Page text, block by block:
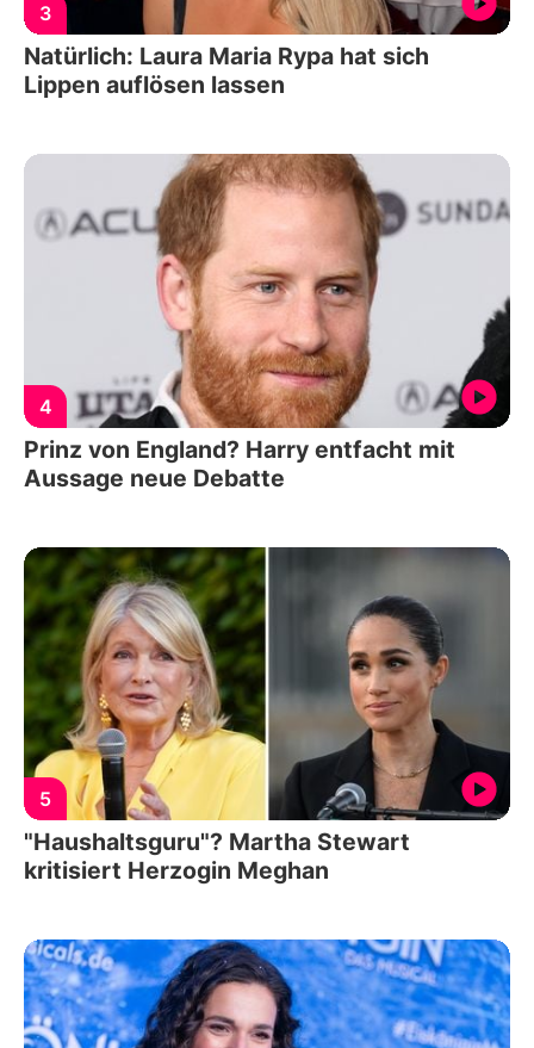
3
Natürlich: Laura Maria Rypa hat sich
Lippen auflösen lassen
4
Prinz von England? Harry entfacht mit
Aussage neue Debatte
5
"Haushaltsguru"? Martha Stewart
kritisiert Herzogin Meghan